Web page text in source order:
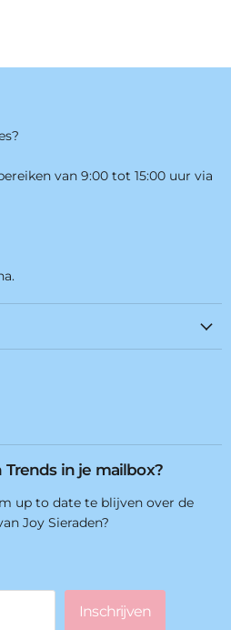
van 9:00 tot 15:00 uur via
Trends in je mailbox?
up to date te blijven over de
Joy Sieraden?
Inschrijven